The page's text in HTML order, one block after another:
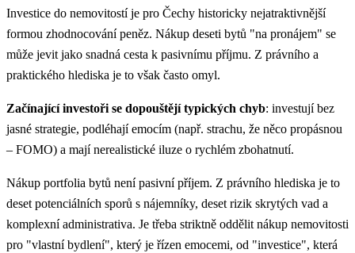
Investice do nemovitostí je pro Čechy historicky nejatraktivnější
formou zhodnocování peněz. Nákup deseti bytů "na pronájem" se
může jevit jako snadná cesta k pasivnímu příjmu. Z právního a
praktického hlediska je to však často omyl.
Začínající investoři se dopouštějí typických chyb: investují bez
jasné strategie, podléhají emocím (např. strachu, že něco propásnou
– FOMO) a mají nerealistické iluze o rychlém zbohatnutí.
Nákup portfolia bytů není pasivní příjem. Z právního hlediska je to
deset potenciálních sporů s nájemníky, deset rizik skrytých vad a
komplexní administrativa. Je třeba striktně oddělit nákup nemovitosti
pro "vlastní bydlení", který je řízen emocemi, od "investice", která